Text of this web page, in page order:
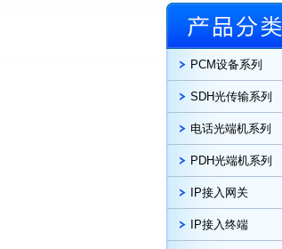
PCM设备系列
SDH光传输系列
电话光端机系列
PDH光端机系列
IP接入网关
IP接入终端